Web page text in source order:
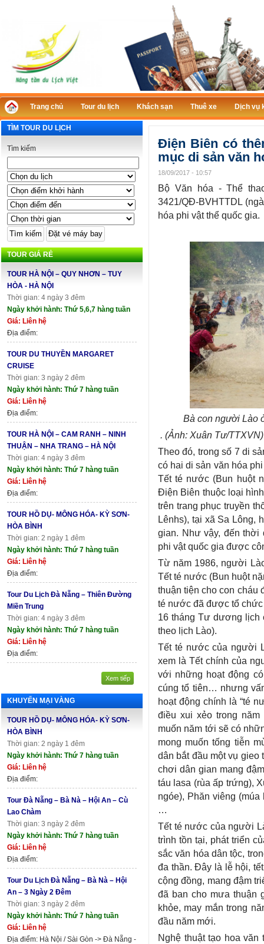
Trang chủ Tour du lịch Khách sạn Thuê xe Dịch vụ
TÌM TOUR DU LỊCH
Tìm kiếm
TOUR GIÁ RẺ
TOUR HÀ NỘI – QUY NHƠN – TUY
HÒA - HÀ NỘI
Thời gian: 4 ngày 3 đêm
Ngày khởi hành: Thứ 5,6,7 hàng tuần
Giá: Liên hệ
Địa điểm:
TOUR DU THUYỀN MARGARET
CRUISE
Thời gian: 3 ngày 2 đêm
Ngày khởi hành: Thứ 7 hàng tuần
Giá: Liên hệ
Địa điểm:
TOUR HÀ NỘI – CAM RANH – NINH
THUẬN – NHA TRANG – HÀ NỘI
Thời gian: 4 ngày 3 đêm
Ngày khởi hành: Thứ 7 hàng tuần
Giá: Liên hệ
Địa điểm:
TOUR HỒ DỤ- MÔNG HÓA- KỲ SƠN-
HÒA BÌNH
Thời gian: 2 ngày 1 đêm
Ngày khởi hành: Thứ 7 hàng tuần
Giá: Liên hệ
Địa điểm:
Tour Du Lịch Đà Nẵng – Thiên Đường
Miền Trung
Thời gian: 4 ngày 3 đêm
Ngày khởi hành: Thứ 7 hàng tuần
Giá: Liên hệ
Địa điểm:
Xem tiếp
KHUYẾN MẠI VÀNG
TOUR HỒ DỤ- MÔNG HÓA- KỲ SƠN-
HÒA BÌNH
Thời gian: 2 ngày 1 đêm
Ngày khởi hành: Thứ 7 hàng tuần
Giá: Liên hệ
Địa điểm:
Tour Đà Nẵng – Bà Nà – Hội An – Cù
Lao Chàm
Thời gian: 3 ngày 2 đêm
Ngày khởi hành: Thứ 7 hàng tuần
Giá: Liên hệ
Địa điểm:
Tour Du Lịch Đà Nẵng – Bà Nà – Hội
An – 3 Ngày 2 Đêm
Thời gian: 3 ngày 2 đêm
Ngày khởi hành: Thứ 7 hàng tuần
Giá: Liên hệ
Địa điểm: Hà Nội / Sài Gòn -> Đà Nẵng -
Điện Biên có
mục di sản văn
18/09/2017 - 10:57
Bộ Văn hóa - Thể
3421/QĐ-BVHTTDL
hóa phi vật thể quốc gia.
Bà con người Lào
. (Ảnh: Xuân Tư/TTXVN)
Theo đó, trong số 7 di
có hai di sản văn hóa
Tết té nước (Bun huột
Điện Biên thuộc loại
trên trang phục truyền
Lênhs), tại xã Sa Lông,
gian. Như vậy, đến thời
phi vật quốc gia được
Từ năm 1986, người
Tết té nước (Bun huột
thuận tiện cho con cháu
té nước đã được tổ chức
16 tháng Tư dương lịch
theo lịch Lào).
Tết té nước của người
xem là Tết chính của
với những hoạt động
cúng tổ tiên… nhưng
hoạt động chính là “té
điều xui xẻo trong
muốn năm tới sẽ có
mong muốn tống tiễn
dân bắt đầu một vụ
chơi dân gian mang
táu lasa (rùa ấp trứng),
ngóe), Phăn viêng
…
Tết té nước của người
trình tồn tại, phát triển
sắc văn hóa dân tộc,
đa thần. Đây là lễ hội,
cộng đồng, mang đậm
đã ban cho mưa thuận
khỏe, may mắn trong
đầu năm mới.
Nghệ thuật tạo hoa văn